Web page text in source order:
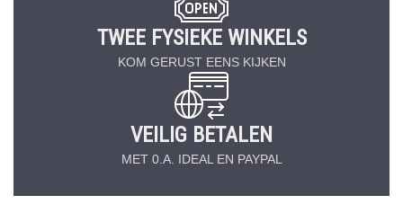
TWEE FYSIEKE WINKELS
KOM GERUST EENS KIJKEN
VEILIG BETALEN
MET 0.A. IDEAL EN PAYPAL